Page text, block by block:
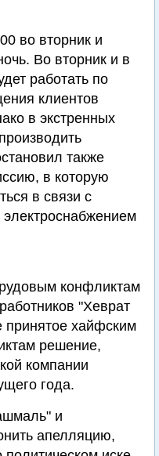
во вторник и
Во вторник и в
работать по
клиентов
в экстренных
также
в которую
в связи с
конфликтам
"Хеврат
хайфским
решение,
компании
года.
и
апелляцию,